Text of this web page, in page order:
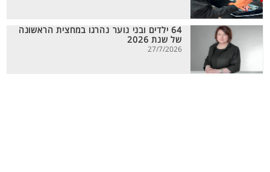
64 ילדים ובני נוער נהרגו במחצית הראשונה
של שנת 2026
27/7/2026